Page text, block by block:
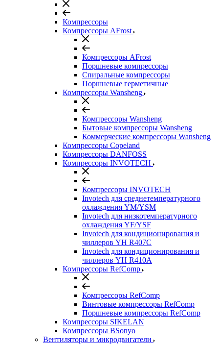
Компрессоры
Компрессоры AFrost
Компрессоры AFrost
Поршневые компрессоры
Спиральные компрессоры
Поршневые герметичные
Компрессоры Wansheng
Компрессоры Wansheng
Бытовые компрессоры Wansheng
Коммерческие компрессоры Wansheng
Компрессоры Copeland
Компрессоры DANFOSS
Компрессоры INVOTECH
Компрессоры INVOTECH
Invotech для среднетемпературного
охлаждения YM/YSM
Invotech для низкотемпературного
охлаждения YF/YSF
Invotech для кондиционирования и
чиллеров YH R407C
Invotech для кондиционирования и
чиллеров YH R410A
Компрессоры RefComp
Компрессоры RefComp
Винтовые компрессоры RefComp
Поршневые компрессоры RefComp
Компрессоры SIKELAN
Компрессоры BSonyo
Вентиляторы и микродвигатели